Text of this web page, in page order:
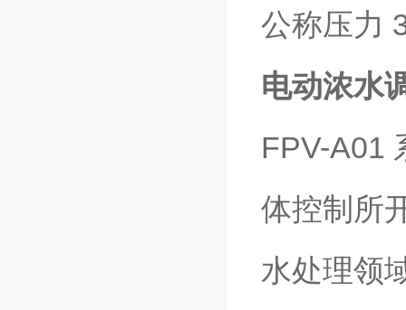
公称压力
电动浓水
FPV-A01
体控制所
水处理领